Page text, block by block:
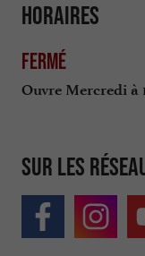
Horaires
Fermé
Ouvre Mercredi à
Sur les